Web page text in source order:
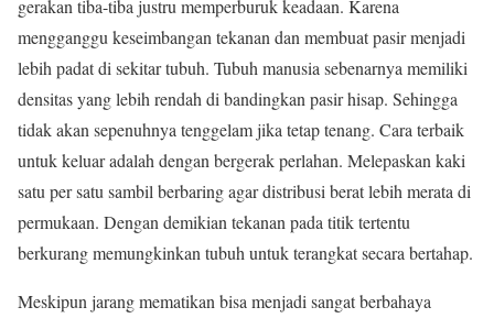
gerakan tiba-tiba justru memperburuk keadaan. Karena
mengganggu keseimbangan tekanan dan membuat pasir menjadi
lebih padat di sekitar tubuh. Tubuh manusia sebenarnya memiliki
densitas yang lebih rendah di bandingkan pasir hisap. Sehingga
tidak akan sepenuhnya tenggelam jika tetap tenang. Cara terbaik
untuk keluar adalah dengan bergerak perlahan. Melepaskan kaki
satu per satu sambil berbaring agar distribusi berat lebih merata di
permukaan. Dengan demikian tekanan pada titik tertentu
berkurang memungkinkan tubuh untuk terangkat secara bertahap.
Meskipun jarang mematikan bisa menjadi sangat berbahaya